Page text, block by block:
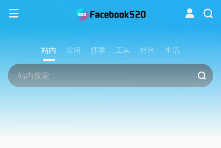
站内 常用 搜索 工具 社区 生活